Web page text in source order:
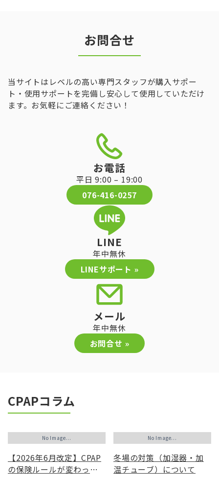
お問合せ
当サイトはレベルの高い専門スタッフが購入サポー
ト・使用サポートを完備し安心して使用していただけ
ます。お気軽にご連絡ください！
お電話
平日 9:00 – 19:00
076-416-0257
LINE
年中無休
LINEサポート »
メール
年中無休
お問合せ »
CPAPコラム
No Image...
【2026年6月改定】CPAP
の保険ルールが変わった
No Image...
冬場の対策（加湿器・加
温チューブ）について